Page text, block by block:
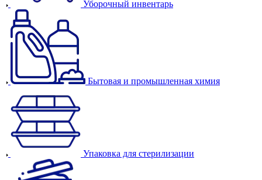
Уборочный инвентарь
Бытовая и промышленная химия
Упаковка для стерилизации